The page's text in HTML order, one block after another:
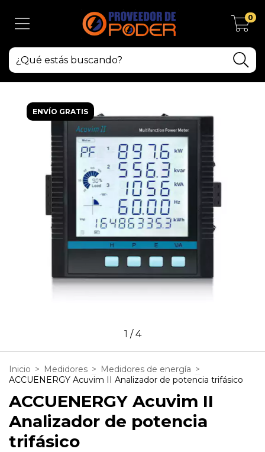
0
ENVÍO GRATIS
1 /4
Inicio > Medidores > Medidores de energía >
ACCUENERGY Acuvim II Analizador de potencia trifásico
ACCUENERGY Acuvim II
Analizador de potencia
trifásico